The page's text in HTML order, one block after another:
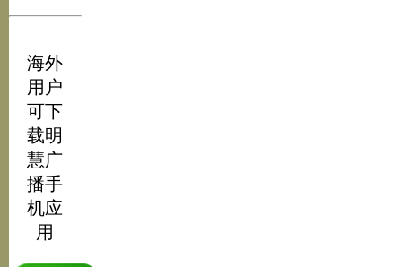
海外
用户
可下
载明
慧广
播手
机应
用